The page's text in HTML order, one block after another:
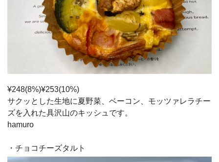
¥248(8%)¥253(10%)
サクッとした生地に夏野菜、ベーコン、モッツァレラチー
ズを入れた具沢山のキッシュです。
hamuro
・チョコチーズタルト